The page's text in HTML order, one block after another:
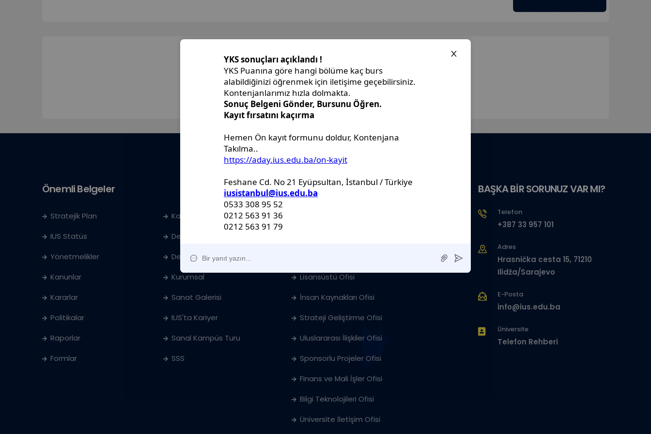
Önemli Belgeler
Stratejik Plan
IUS Statüs
Yönetmelikler
Kanunlar
Kararlar
Politikalar
Raporlar
Formlar
Kayıt Kabul
Denklik
Ders Katalogları
Kurumsal
Sanat Galerisi
IUS'ta Kariyer
Sanal Kampüs Turu
SSS
İdari Birimler
Lisansüstü Ofisi
İnsan Kaynakları Ofisi
Strateji Geliştirme Ofisi
Uluslararası İlişkiler Ofisi
Sponsorlu Projeler Ofisi
Finans ve Mali İşler Ofisi
Bilgi Teknolojileri Ofisi
Üniversite İletişim Ofisi
BAŞKA BİR SORUNUZ VAR MI?
Telefon
+387 33 957 101
Adres
Hrasnička cesta 15, 71210
Ilidža/Sarajevo
E-Posta
info@ius.edu.ba
Üniversite
Telefon Rehberi